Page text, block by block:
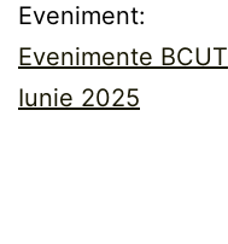
Eveniment:
Evenimente BCUT
Iunie 2025